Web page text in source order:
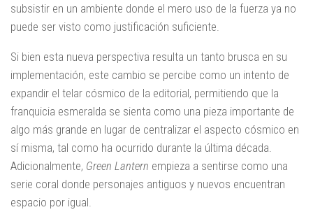
subsistir en un ambiente donde el mero uso de la fuerza ya no
puede ser visto como justificación suficiente.
Si bien esta nueva perspectiva resulta un tanto brusca en su
implementación, este cambio se percibe como un intento de
expandir el telar cósmico de la editorial, permitiendo que la
franquicia esmeralda se sienta como una pieza importante de
algo más grande en lugar de centralizar el aspecto cósmico en
sí misma, tal como ha ocurrido durante la última década.
Adicionalmente, Green Lantern empieza a sentirse como una
serie coral donde personajes antiguos y nuevos encuentran
espacio por igual.